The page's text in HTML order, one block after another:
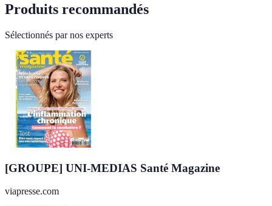
Produits recommandés
Sélectionnés par nos experts
[GROUPE] UNI-MEDIAS Santé Magazine
viapresse.com